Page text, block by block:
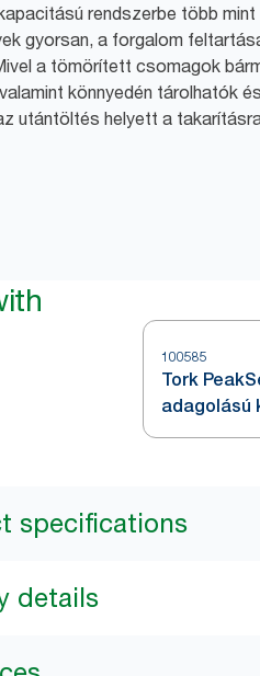
rendszerbe több
gyorsan, a forgalom
a tömörített csomagok
könnyedén tárolhatók
utántöltés helyett a
100585
Tork
adagolású
fehér, H5
specifications
details